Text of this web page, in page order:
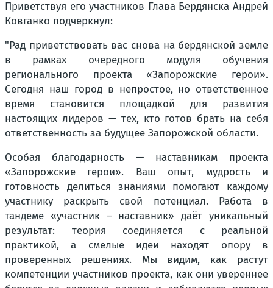
Приветствуя его участников Глава Бердянска Андрей
Ковганко подчеркнул:
"Рад приветствовать вас снова на бердянской земле
в рамках очередного модуля обучения
регионального проекта «Запорожские герои».
Сегодня наш город в непростое, но ответственное
время становится площадкой для развития
настоящих лидеров — тех, кто готов брать на себя
ответственность за будущее Запорожской области.
Особая благодарность — наставникам проекта
«Запорожские герои». Ваш опыт, мудрость и
готовность делиться знаниями помогают каждому
участнику раскрыть свой потенциал. Работа в
тандеме «участник – наставник» даёт уникальный
результат: теория соединяется с реальной
практикой, а смелые идеи находят опору в
проверенных решениях. Мы видим, как растут
компетенции участников проекта, как они увереннее